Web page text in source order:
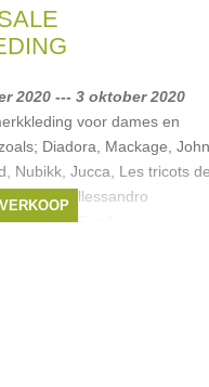
Alessandro Gherardi,
,John Smedley
2020 --- 3 oktober 2020
voor dames en
Diadora, Mackage, John
Nubikk, Jucca, Les tricots de
Siviglia, Allessandro
White Sand,